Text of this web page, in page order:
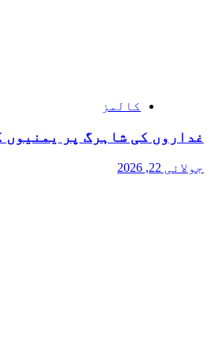
کالمز
غداروں کی شاہرگ پر یمنیوں
جولائی 22, 2026